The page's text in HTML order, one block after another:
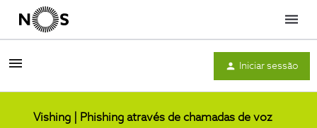
Menu
Iniciar sessão
Vishing | Phishing através de chamadas de voz